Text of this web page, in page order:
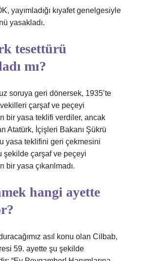
yayımladığı kıyafet genelgesiyle
yasakladı.
tesettürü
mı?
soruya geri dönersek, 1935’te
çarşaf ve peçeyi
bir yasa teklifi verdiler, ancak
Atatürk, İçişleri Bakanı Şükrü
yasa teklifini geri çekmesini
şekilde çarşaf ve peçeyi
bir yasa çıkarılmadı.
hangi ayette
asıl konu olan Cilbab,
59. ayette şu şekilde